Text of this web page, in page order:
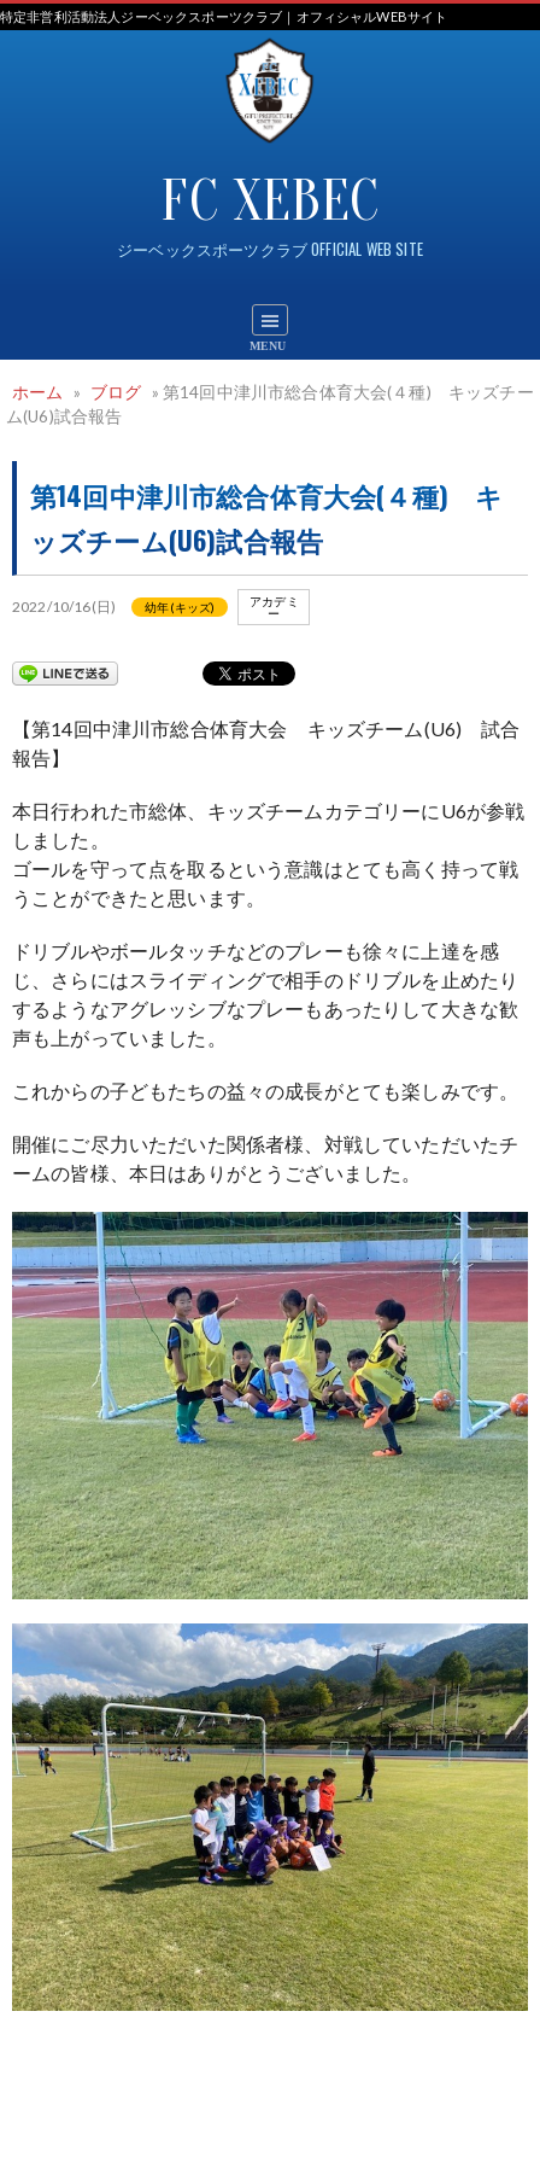
Skip
特定非営利活動法人ジーベックスポーツクラブ｜オフィシャルWEBサイト
FC XEBEC
ジーベックスポーツクラブ OFFICIAL WEB SITE
ホーム » ブログ » 第14回中津川市総合体育大会(４種) キッズチー
ム(U6)試合報告
第14回中津川市総合体育大会(４種) キ
ッズチーム(U6)試合報告
2022/10/16(日) 幼年(キッズ)
アカデミ
ー
【第14回中津川市総合体育大会 キッズチーム(U6) 試合
報告】
本日行われた市総体、キッズチームカテゴリーにU6が参戦
しました。
ゴールを守って点を取るという意識はとても高く持って戦
うことができたと思います。
ドリブルやボールタッチなどのプレーも徐々に上達を感
じ、さらにはスライディングで相手のドリブルを止めたり
するようなアグレッシブなプレーもあったりして大きな歓
声も上がっていました。
これからの子どもたちの益々の成長がとても楽しみです。
開催にご尽力いただいた関係者様、対戦していただいたチ
ームの皆様、本日はありがとうございました。